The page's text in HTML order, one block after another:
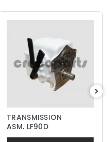
TRANSMISSION
ASM, LF90D